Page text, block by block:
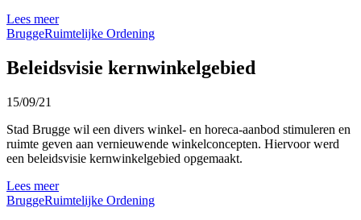
Lees meer
BruggeRuimtelijke Ordening
Beleidsvisie kernwinkelgebied
15/09/21
Stad Brugge wil een divers winkel- en horeca-aanbod stimuleren en
ruimte geven aan vernieuwende winkelconcepten. Hiervoor werd
een beleidsvisie kernwinkelgebied opgemaakt.
Lees meer
BruggeRuimtelijke Ordening